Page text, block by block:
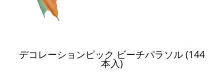
デコレーションピック ビーチパラソル (144
本入)